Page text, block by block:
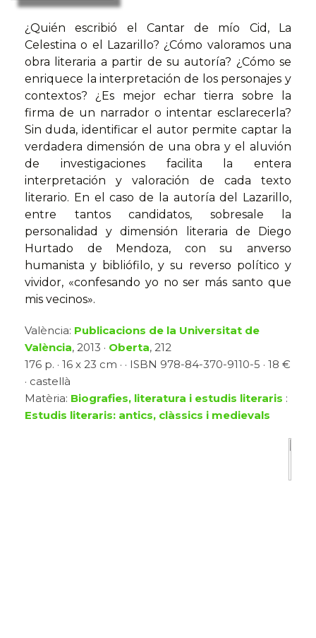
¿Quién escribió el Cantar de mío Cid, La
Celestina o el Lazarillo? ¿Cómo valoramos una
obra literaria a partir de su autoría? ¿Cómo se
enriquece la interpretación de los personajes y
contextos? ¿Es mejor echar tierra sobre la
firma de un narrador o intentar esclarecerla?
Sin duda, identificar el autor permite captar la
verdadera dimensión de una obra y el aluvión
de investigaciones facilita la entera
interpretación y valoración de cada texto
literario. En el caso de la autoría del Lazarillo,
entre tantos candidatos, sobresale la
personalidad y dimensión literaria de Diego
Hurtado de Mendoza, con su anverso
humanista y bibliófilo, y su reverso político y
vividor, «confesando yo no ser más santo que
mis vecinos».
València: Publicacions de la Universitat de
València, 2013 · Oberta, 212
176 p. · 16 x 23 cm · · ISBN 978-84-370-9110-5 · 18 €
· castellà
Matèria: Biografies, literatura i estudis literaris :
Estudis literaris: antics, clàssics i medievals